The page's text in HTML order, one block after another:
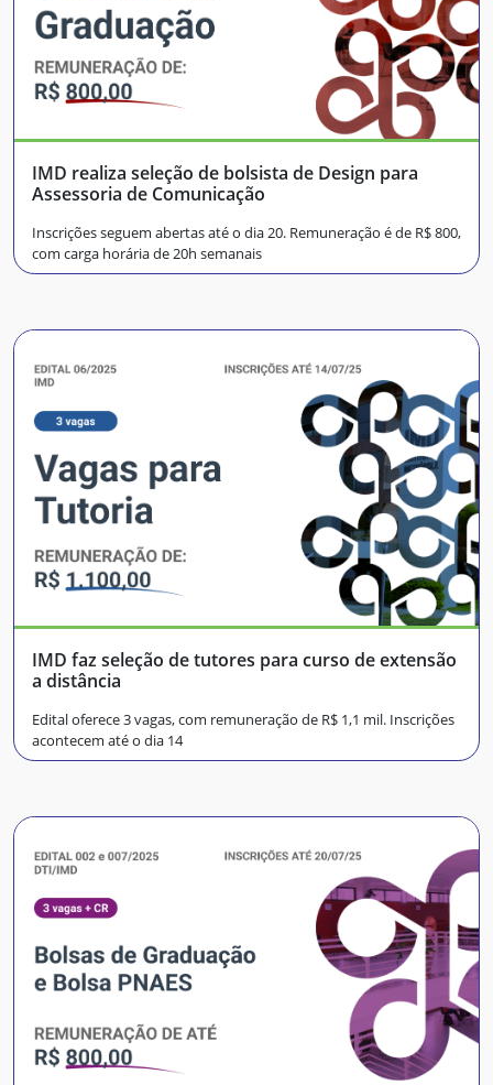
IMD realiza seleção de bolsista de Design para
Assessoria de Comunicação
Inscrições seguem abertas até o dia 20. Remuneração é de R$ 800,
com carga horária de 20h semanais
IMD faz seleção de tutores para curso de extensão
a distância
Edital oferece 3 vagas, com remuneração de R$ 1,1 mil. Inscrições
acontecem até o dia 14